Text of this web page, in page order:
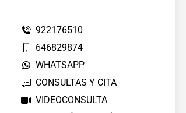
922176510
646829874
WHATSAPP
CONSULTAS Y CITA
VIDEOCONSULTA